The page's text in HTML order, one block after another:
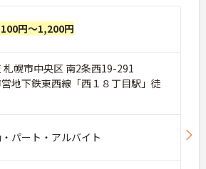
円～1,200円
札幌市中央区 南2条西19-291
地下鉄東西線「西１８丁目駅」徒
パート・アルバイト